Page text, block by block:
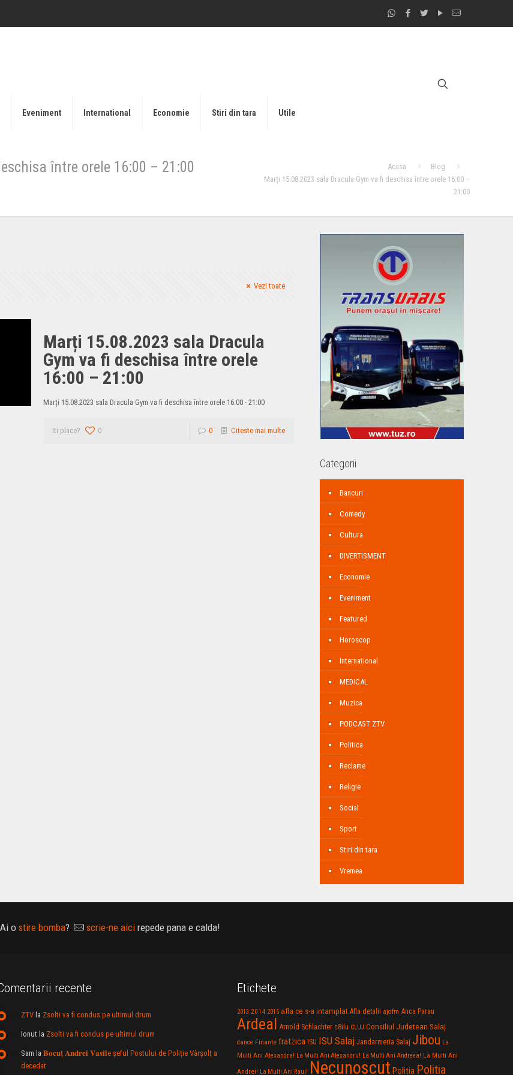
Eveniment International Economie Stiri din tara Utile
între orele 16:00 – 21:00 Acasa
Blog
Marți 15.08.2023 sala Dracula Gym va fi deschisa între orele 16:00 –
21:00
Vezi toate
Marți 15.08.2023 sala Dracula
Gym va fi deschisa între orele
16:00 – 21:00
Marți 15.08.2023 sala Dracula Gym va fi deschisa între orele 16:00 - 21:00
Iti place? 0 0 Citeste mai multe
Categorii
Bancuri
Comedy
Cultura
DIVERTISMENT
Economie
Eveniment
Featured
Horoscop
International
MEDICAL
Muzica
PODCAST ZTV
Politica
Reclame
Religie
Social
Sport
Stiri din tara
Vremea
Ai o stire bomba? scrie-ne aicirepede pana e calda!
recente
ZTVla Zsolti va fi condus pe ultimul drum
Ionut la Zsolti va fi condus pe ultimul drum
Sam la 𝐁𝐨𝐜𝐮ț 𝐀𝐧𝐝𝐫𝐞𝐢 𝐕𝐚𝐬𝐢𝐥e şeful Postului de Poliție Vârșolț a
decedat
Etichete
2013 2014 2015 afla ce s-a intamplat Afla detalii ajofm Anca Parau
Ardeal Arnold Schlachter c8ilu CLUJ Consiliul Judetean Salaj
dance Finante fratzica ISU ISU Salaj Jandarmeria Salaj Jibou La
Multi Ani Alexandra! La Multi Ani Alexandru! La Multi Ani Andreea! La Multi Ani
Andrei! La Multi Ani Raul! Necunoscut Politia Politia